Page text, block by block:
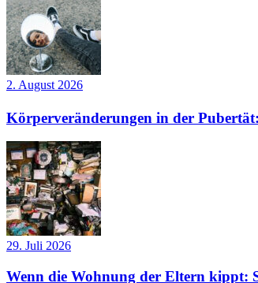
2. August 2026
Körperveränderungen in der
29. Juli 2026
Wenn die Wohnung der Eltern kippt: